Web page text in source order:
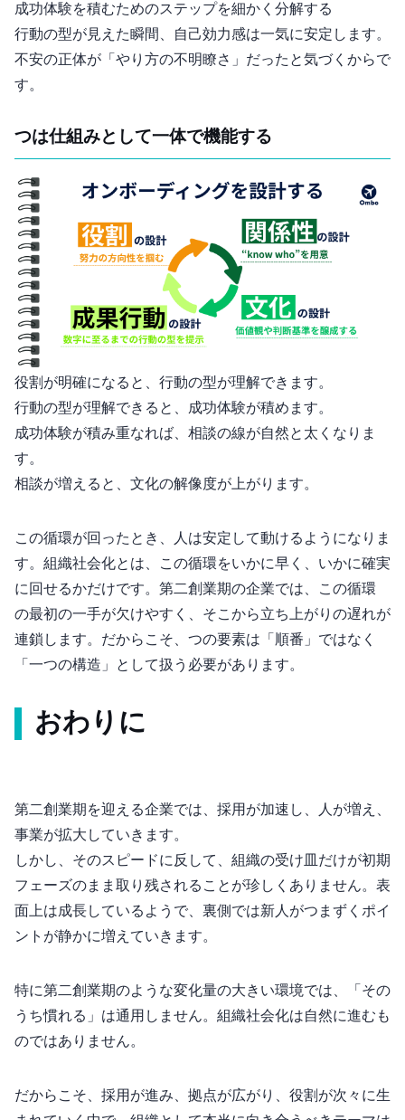
成功体験を積むためのステップを細かく分解する
行動の型が見えた瞬間、自己効力感は一気に安定します。
不安の正体が「やり方の不明瞭さ」だったと気づくからで
す。
4つは“仕組み”として一体で機能する
役割が明確になると、行動の型が理解できます。
行動の型が理解できると、成功体験が積めます。
成功体験が積み重なれば、相談の線が自然と太くなりま
す。
相談が増えると、文化の解像度が上がります。
この循環が回ったとき、人は安定して動けるようになりま
す。組織社会化とは、この循環をいかに早く、いかに確実
に回せるかだけです。第二創業期の企業では、この循環
の“最初の一手”が欠けやすく、そこから立ち上がりの遅れが
連鎖します。だからこそ、4つの要素は「順番」ではなく
「一つの構造」として扱う必要があります。
おわりに
第二創業期を迎える企業では、採用が加速し、人が増え、
事業が拡大していきます。
しかし、そのスピードに反して、組織の“受け皿”だけが初期
フェーズのまま取り残されることが珍しくありません。表
面上は成長しているようで、裏側では新人がつまずくポイ
ントが静かに増えていきます。
特に第二創業期のような変化量の大きい環境では、「その
うち慣れる」は通用しません。組織社会化は自然に進むも
のではありません。
だからこそ、採用が進み、拠点が広がり、役割が次々に生